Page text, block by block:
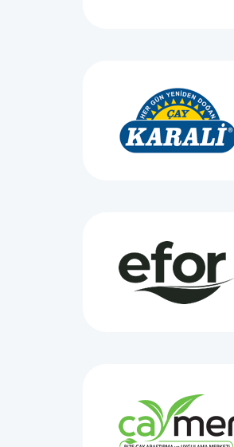
Çay Çarşısının Web Sitesi Açıldı